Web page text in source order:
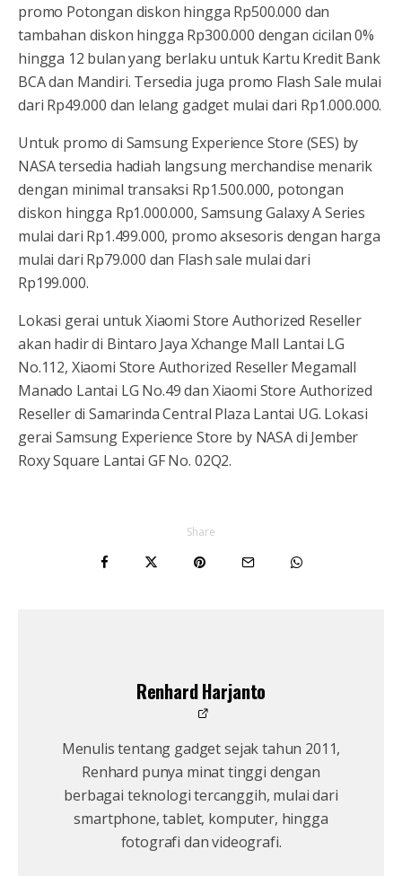
promo Potongan diskon hingga Rp500.000 dan
tambahan diskon hingga Rp300.000 dengan cicilan 0%
hingga 12 bulan yang berlaku untuk Kartu Kredit Bank
BCA dan Mandiri. Tersedia juga promo Flash Sale mulai
dari Rp49.000 dan lelang gadget mulai dari Rp1.000.000.
Untuk promo di Samsung Experience Store (SES) by
NASA tersedia hadiah langsung merchandise menarik
dengan minimal transaksi Rp1.500.000, potongan
diskon hingga Rp1.000.000, Samsung Galaxy A Series
mulai dari Rp1.499.000, promo aksesoris dengan harga
mulai dari Rp79.000 dan Flash sale mulai dari
Rp199.000.
Lokasi gerai untuk Xiaomi Store Authorized Reseller
akan hadir di Bintaro Jaya Xchange Mall Lantai LG
No.112, Xiaomi Store Authorized Reseller Megamall
Manado Lantai LG No.49 dan Xiaomi Store Authorized
Reseller di Samarinda Central Plaza Lantai UG. Lokasi
gerai Samsung Experience Store by NASA di Jember
Roxy Square Lantai GF No. 02Q2.
Share
Renhard Harjanto
Menulis tentang gadget sejak tahun 2011,
Renhard punya minat tinggi dengan
berbagai teknologi tercanggih, mulai dari
smartphone, tablet, komputer, hingga
fotografi dan videografi.